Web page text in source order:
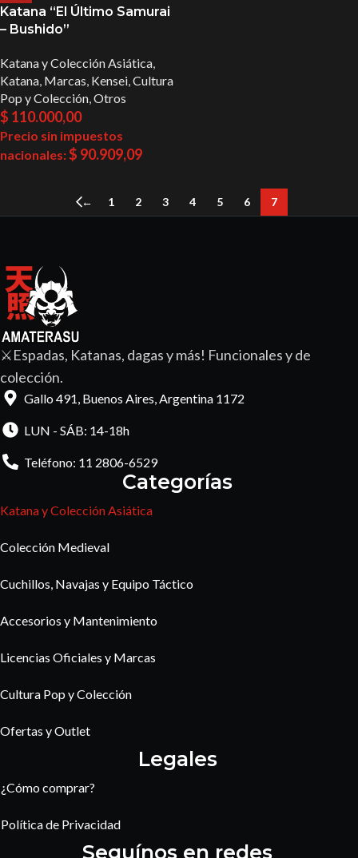
Katana “El Último Samurai
– Bushido”
Katana y Colección Asiática,
Katana, Marcas, Kensei,Cultura
Pop y Colección,Otros
$ 110.000,00
Precio sin impuestos
nacionales:$ 90.909,09
← 1 2 3 4 5 6 7
⚔️Espadas, Katanas, dagas y más! Funcionales y de
colección.
Gallo 491, Buenos Aires, Argentina 1172
LUN - SÁB: 14-18h
Teléfono: 11 2806-6529
Categorías
Katana y Colección Asiática
Colección Medieval
Cuchillos, Navajas y Equipo Táctico
Accesorios y Mantenimiento
Licencias Oficiales y Marcas
Cultura Pop y Colección
Ofertas y Outlet
Legales
¿Cómo comprar?
Política de Privacidad
Seguínos en redes